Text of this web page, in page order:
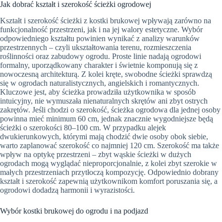
Jak dobrać kształt i szerokość ścieżki ogrodowej
Kształt i szerokość ścieżki z kostki brukowej wpływają zarówno na
funkcjonalność przestrzeni, jak i na jej walory estetyczne. Wybór
odpowiedniego kształtu powinien wynikać z analizy warunków
przestrzennych – czyli ukształtowania terenu, rozmieszczenia
roślinności oraz zabudowy ogrodu. Proste linie nadają ogrodowi
formalny, uporządkowany charakter i świetnie komponują się z
nowoczesną architekturą. Z kolei kręte, swobodne ścieżki sprawdzą
się w ogrodach naturalistycznych, angielskich i romantycznych.
Kluczowe jest, aby ścieżka prowadziła użytkownika w sposób
intuicyjny, nie wymuszała nienaturalnych skrętów ani zbyt ostrych
zakrętów. Jeśli chodzi o szerokość, ścieżka ogrodowa dla jednej osoby
powinna mieć minimum 60 cm, jednak znacznie wygodniejsze będą
ścieżki o szerokości 80–100 cm. W przypadku alejek
dwukierunkowych, którymi mają chodzić dwie osoby obok siebie,
warto zaplanować szerokość co najmniej 120 cm. Szerokość ma także
wpływ na optykę przestrzeni – zbyt wąskie ścieżki w dużych
ogrodach mogą wyglądać nieproporcjonalnie, z kolei zbyt szerokie w
małych przestrzeniach przytłoczą kompozycję. Odpowiednio dobrany
kształt i szerokość zapewnią użytkownikom komfort poruszania się, a
ogrodowi dodadzą harmonii i wyrazistości.
Wybór kostki brukowej do ogrodu i na podjazd